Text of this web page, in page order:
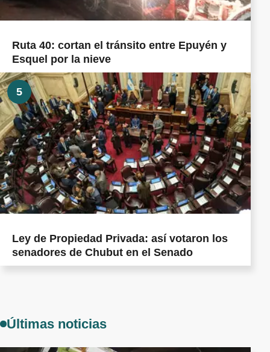
Ruta 40: cortan el tránsito entre Epuyén y
Esquel por la nieve
5
Ley de Propiedad Privada: así votaron los
senadores de Chubut en el Senado
Últimas noticias